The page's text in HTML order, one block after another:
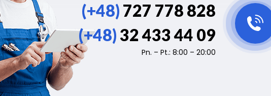
(+48) 727 778 828
(+48) 32 433 44 09
Pn. – Pt.: 8:00 – 20:00